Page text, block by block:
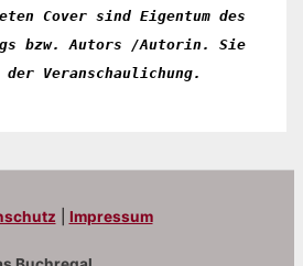
Cover sind Eigentum des
bzw. Autors /Autorin. Sie
Veranschaulichung.
Impressum